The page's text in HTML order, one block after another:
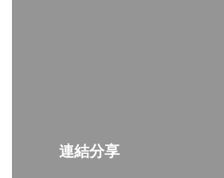
連結分享